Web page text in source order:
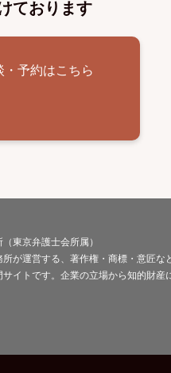
ております
・予約はこちら
（東京弁護士会所属）
が運営する、著作権・商標・意匠な
イトです。企業の立場から知的財産